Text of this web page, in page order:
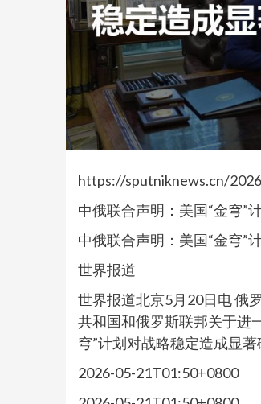
https://sputniknews.cn/
中俄联合声明：美国“金穹”
中俄联合声明：美国“金穹”
世界报道
世界报道北京5月20日电 俄
共和国和俄罗斯联邦关于进
穹”计划对战略稳定造成显
2026-05-21T01:50+0800